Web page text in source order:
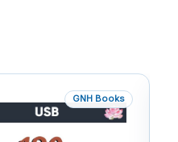
GNH Books